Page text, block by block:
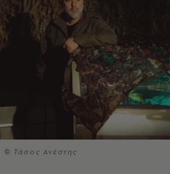
© Τάσος Ανέστης